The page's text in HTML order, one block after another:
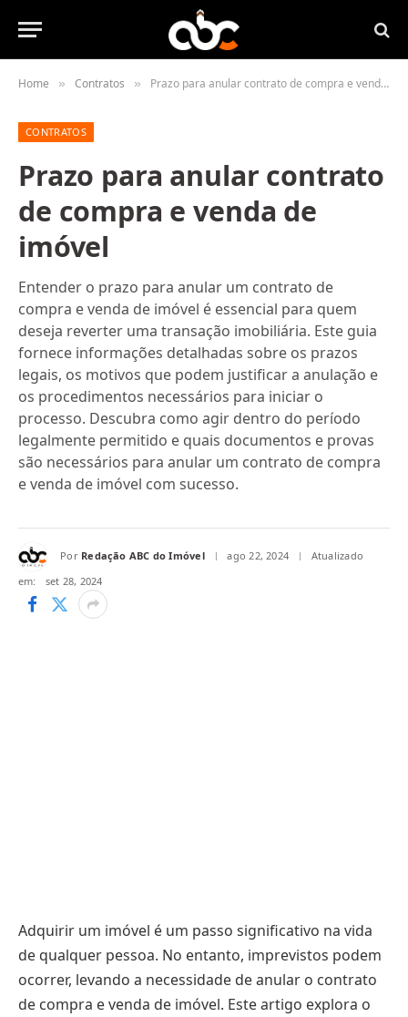
Home » Contratos » Prazo para anular contrato de compra e venda de imóvel
CONTRATOS
Prazo para anular contrato
de compra e venda de
imóvel
Entender o prazo para anular um contrato de
compra e venda de imóvel é essencial para quem
deseja reverter uma transação imobiliária. Este guia
fornece informações detalhadas sobre os prazos
legais, os motivos que podem justificar a anulação e
os procedimentos necessários para iniciar o
processo. Descubra como agir dentro do período
legalmente permitido e quais documentos e provas
são necessários para anular um contrato de compra
e venda de imóvel com sucesso.
Por Redação ABC do Imóvel ago 22, 2024
Atualizado
em:
set 28, 2024
Adquirir um imóvel é um passo significativo na vida
de qualquer pessoa. No entanto, imprevistos podem
ocorrer, levando a necessidade de anular o contrato
de compra e venda de imóvel. Este artigo explora o